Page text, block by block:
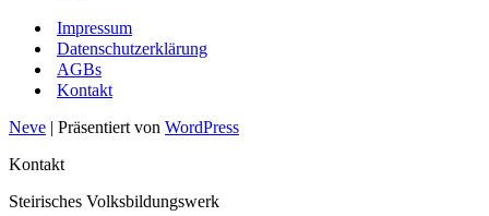
Impressum
Datenschutzerklärung
AGBs
Kontakt
Neve | Präsentiert von WordPress
Kontakt
Steirisches Volksbildungswerk